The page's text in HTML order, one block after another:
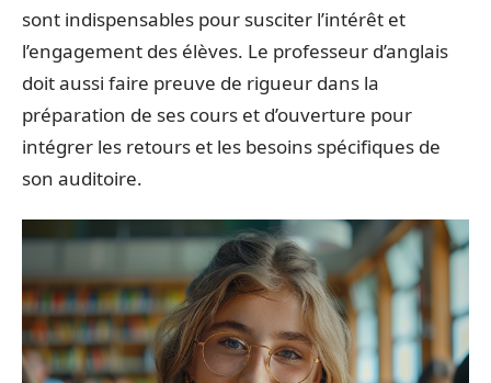
sont indispensables pour susciter l’intérêt et
l’engagement des élèves. Le professeur d’anglais
doit aussi faire preuve de rigueur dans la
préparation de ses cours et d’ouverture pour
intégrer les retours et les besoins spécifiques de
son auditoire.